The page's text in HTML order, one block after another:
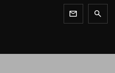
newsletter search